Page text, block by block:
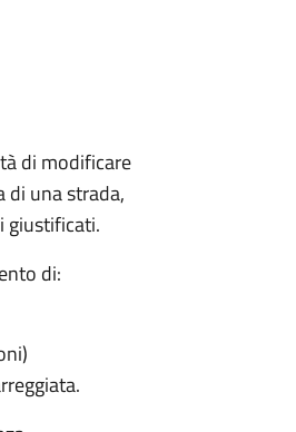
di modificare
di una strada,
giustificati.
di: